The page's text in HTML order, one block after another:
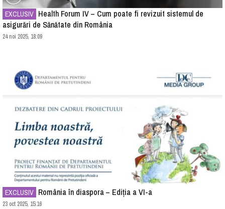
EXCLUSIV
asigurări de Sănătate din România
24 noi 2025, 18:09
EXCLUSIV România în diaspora – Ediția a VI-a
23 oct 2025, 15:16